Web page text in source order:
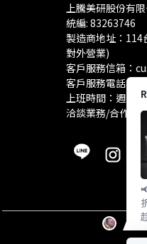
上騰美研股份有
統編: 83263746
製造商地址：114
對外營業)
客戶服務信箱：
客戶服務電話：
上班時間：週一至
洽談業務/合作資